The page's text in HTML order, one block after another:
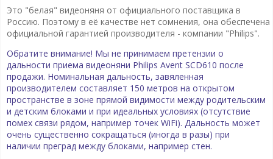
Это "белая" видеоняня от официального поставщика в
Россию. Поэтому в её качестве нет сомнения, она обеспечена
официальной гарантией производителя - компании "Philips".
Обратите внимание! Мы не принимаем претензии о
дальности приема видеоняни Philips Avent SCD610 после
продажи. Номинальная дальность, завяленная
производителем составляет 150 метров на открытом
пространстве в зоне прямой видимости между родительским
и детским блоками и при идеальных условиях (отсутствие
помех связи рядом, например точек WiFi). Дальность может
очень существенно сокращаться (иногда в разы) при
наличии преград между блоками, например стен.